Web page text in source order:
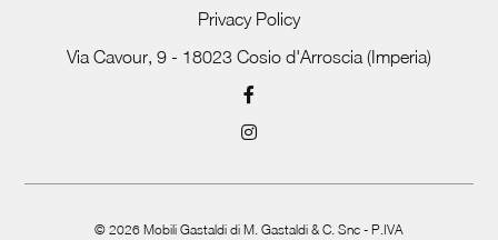
Privacy Policy
Via Cavour, 9 - 18023 Cosio d'Arroscia (Imperia)
© 2026 Mobili Gastaldi di M. Gastaldi & C. Snc - P.IVA